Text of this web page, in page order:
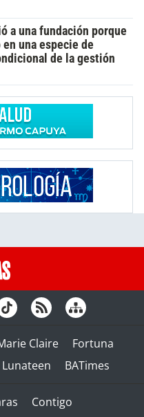
a una fundación porque
una especie de
de la gestión
Claire
Fortuna
Lunateen BATimes
Contigo